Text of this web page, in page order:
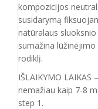
kompozicijos
susidarymą
natūralaus
sumažina
rodiklį.
IŠLAIKYMO
nemažiau kaip 7-8
step 1.